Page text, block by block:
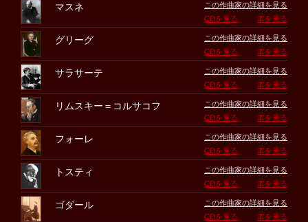
マスネ
この作曲家の詳細を見る
CDを見る
本を見る
グリーグ
この作曲家の詳細を見る
CDを見る
本を見る
サラサーテ
この作曲家の詳細を見る
CDを見る
本を見る
リムスキー＝コルサコフ
この作曲家の詳細を見る
CDを見る
本を見る
フォーレ
この作曲家の詳細を見る
CDを見る
本を見る
トスティ
この作曲家の詳細を見る
CDを見る
本を見る
ゴダール
この作曲家の詳細を見る
CDを見る
本を見る